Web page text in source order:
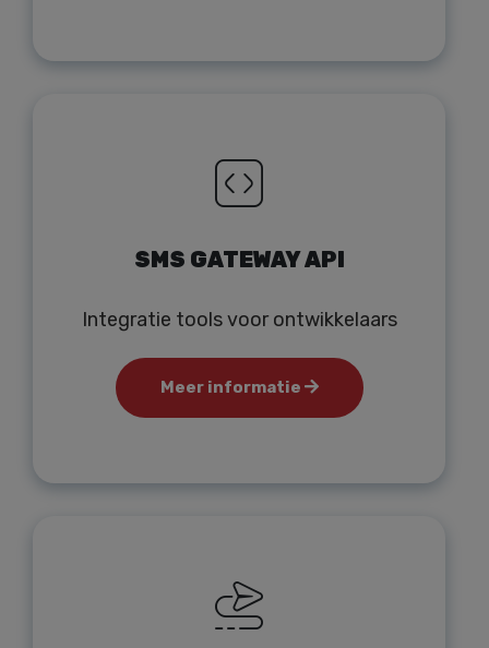
SMS GATEWAY API
Integratie tools voor ontwikkelaars
Meer informatie